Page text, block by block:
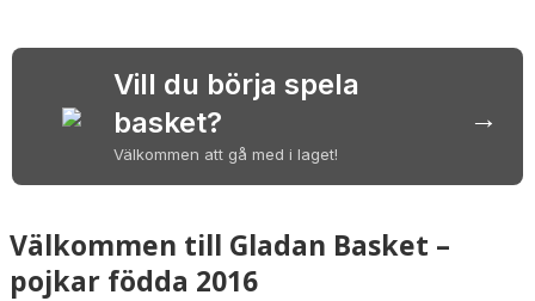
Vill du börja spela
basket?
Välkommen att gå med i laget!
→
Välkommen till Gladan Basket –
pojkar födda 2016